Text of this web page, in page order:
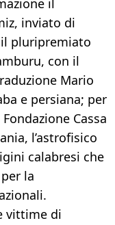
il
inviato di
il pluripremiato
con il
Mario
e persiana; per
Cassa
l’astrofisico
calabresi che
la
vittime di